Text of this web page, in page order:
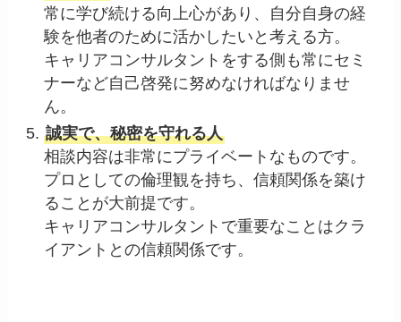
常に学び続ける向上心があり、自分自身の経
験を他者のために活かしたいと考える方。
キャリアコンサルタントをする側も常にセミ
ナーなど自己啓発に努めなければなりませ
ん。
誠実で、秘密を守れる人
相談内容は非常にプライベートなものです。
プロとしての倫理観を持ち、信頼関係を築け
ることが大前提です。
キャリアコンサルタントで重要なことはクラ
イアントとの信頼関係です。